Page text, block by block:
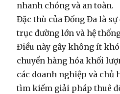
nhanh chóng và an toàn.
Đặc thù của Đống Đa là sự
trục đường lớn và hệ
Điều này gây không ít
chuyển hàng hóa khối
các doanh nghiệp và chủ
tìm kiếm giải phápthuê